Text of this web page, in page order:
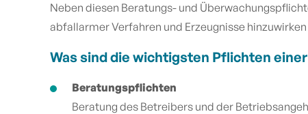
Neben diesen Beratungs- und
abfallarmer Verfahren und Erzeugnisse
Was sind die wichtigsten Pflichten
Beratungspflichten
Beratung des Betreibers und der